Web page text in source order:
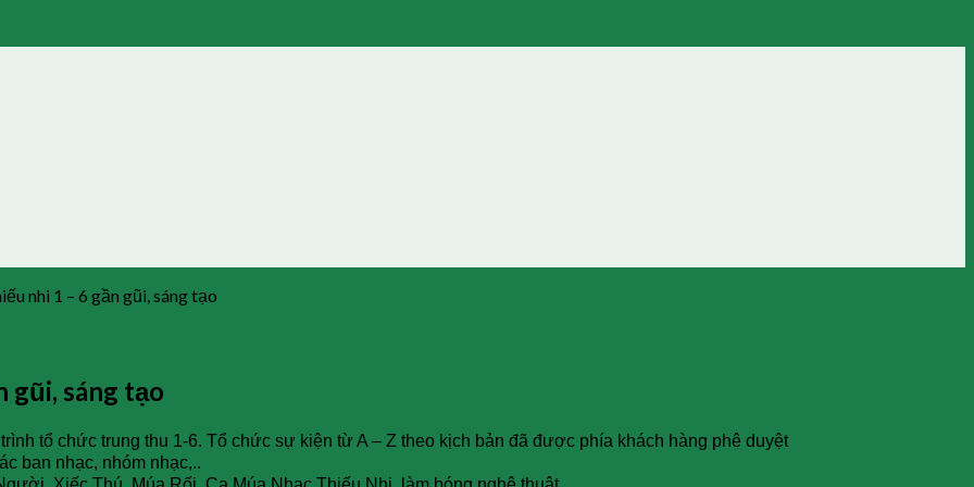
nhi 1 – 6 gần gũi, sáng tạo
gũi, sáng tạo
tổ chức trung thu 1-6. Tổ chức sự kiện từ A – Z theo kịch bản đã được phía khách hàng phê duyệt
ban nhạc, nhóm nhạc,..